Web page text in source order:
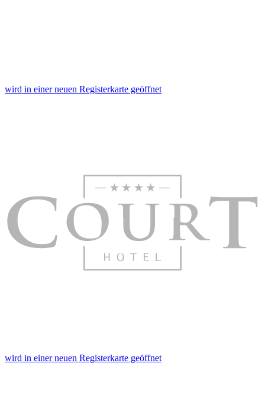
wird in einer neuen Registerkarte geöffnet
wird in einer neuen Registerkarte geöffnet